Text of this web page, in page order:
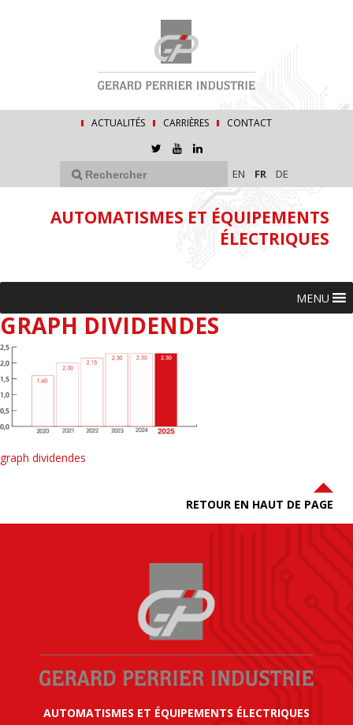
ACTUALITÉS CARRIÈRES CONTACT
EN FR DE
AUTOMATISMES ET ÉQUIPEMENTS
ÉLECTRIQUES
MENU
GRAPH DIVIDENDES
graph dividendes
RETOUR EN HAUT DE PAGE
AUTOMATISMES ET ÉQUIPEMENTS ÉLECTRIQUES